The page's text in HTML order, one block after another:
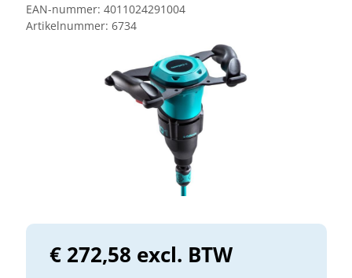
EAN-nummer: 4011024291004
Artikelnummer: 6734
€ 272,58 excl. BTW